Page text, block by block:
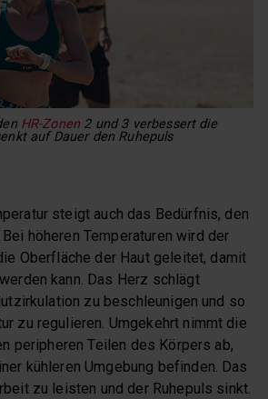
HR-Zonen 2 und 3 verbessert die
auf Dauer den Ruhepuls
steigt auch das Bedürfnis, den
höheren Temperaturen wird der
Oberfläche der Haut geleitet, damit
kann. Das Herz schlägt
zu beschleunigen und so
zu regulieren. Umgekehrt nimmt die
peripheren Teilen des Körpers ab,
kühleren Umgebung befinden. Das
zu leisten und der Ruhepuls sinkt.